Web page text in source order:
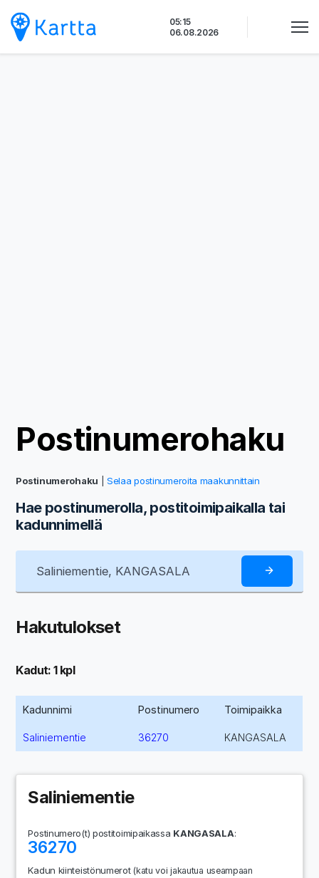
sisältöön
05:15
06.08.2026
Postinumerohaku
Postinumerohaku |Selaa postinumeroita maakunnittain
Hae postinumerolla, postitoimipaikalla tai
kadunnimellä
Hakutulokset
Kadut: 1 kpl
Kadunnimi Postinumero Toimipaikka
Saliniementie 36270 KANGASALA
Saliniementie
Postinumero(t) postitoimipaikassa KANGASALA:
36270
Kadun kiinteistönumerot(katu voi jakautua useampaan